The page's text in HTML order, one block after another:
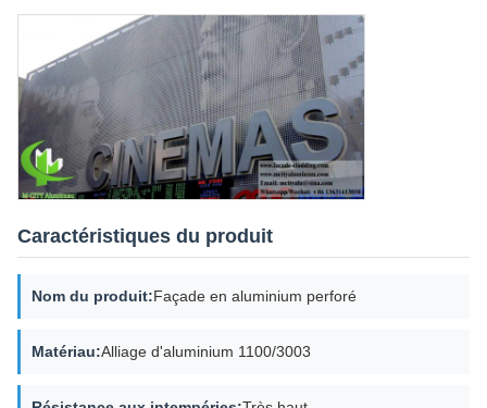
Caractéristiques du produit
Nom du produit:Façade en aluminium perforé
Matériau:Alliage d'aluminium 1100/3003